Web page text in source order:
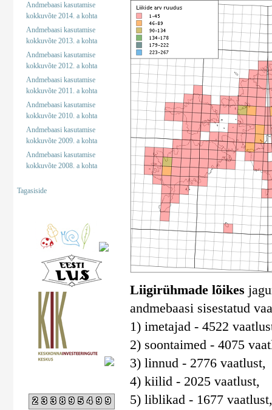
Andmebaasi kasutamise
kokkuvõte 2014. a kohta
Andmebaasi kasutamise
kokkuvõte 2013. a kohta
Andmebaasi kasutamise
kokkuvõte 2012. a kohta
Andmebaasi kasutamise
kokkuvõte 2011. a kohta
Andmebaasi kasutamise
kokkuvõte 2010. a kohta
Andmebaasi kasutamise
kokkuvõte 2009. a kohta
Andmebaasi kasutamise
kokkuvõte 2008. a kohta
Tagasiside
233895499
Liigirühmade lõikes
andmebaasi sisestatud
1) imetajad - 4522
2) soontaimed - 4075
3) linnud - 2776 vaatlust,
4) kiilid - 2025 vaatlust,
5) liblikad - 1677 vaatlust,